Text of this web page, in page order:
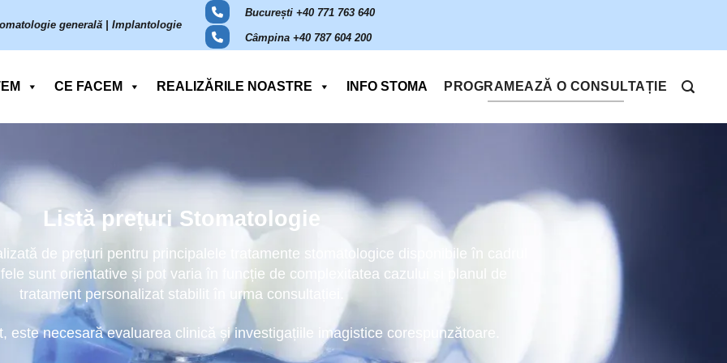
generală | Implantologie
București +40 771 763 640
Câmpina +40 787 604 200
CE FACEM REALIZĂRILE NOASTRE INFO STOMA PROGRAMEAZĂ O CONSULTAȚIE
Listă prețuri Stomatologie
de prețuri pentru principalele tratamente stomatologice disponibile în cadrul
sunt orientative și pot varia în funcție de complexitatea cazului și planul de
tratament personalizat stabilit în urma consultației.
este necesară evaluarea clinică și investigațiile imagistice corespunzătoare.